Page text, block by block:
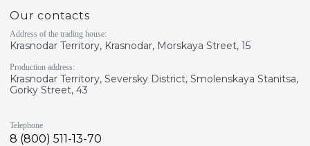
Our contacts
Address of the trading house:
Krasnodar Territory, Krasnodar, Morskaya Street, 15
Production address:
Krasnodar Territory, Seversky District, Smolenskaya Stanitsa,
Gorky Street, 43
Telephone
8 (800) 511-13-70